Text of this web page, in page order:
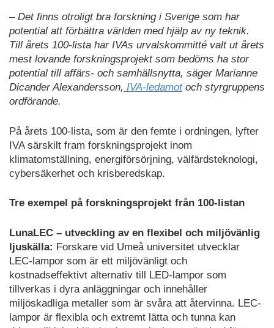
– Det finns otroligt bra forskning i Sverige som har
potential att förbättra världen med hjälp av ny teknik.
Till årets 100-lista har IVAs urvalskommitté valt ut årets
mest lovande forskningsprojekt som bedöms ha stor
potential till affärs- och samhällsnytta, säger Marianne
Dicander Alexandersson, IVA-ledamotoch styrgruppens
ordförande.
På årets 100-lista, som är den femte i ordningen, lyfter
IVA särskilt fram forskningsprojekt inom
klimatomställning, energiförsörjning, välfärdsteknologi,
cybersäkerhet och krisberedskap.
Tre exempel på forskningsprojekt från 100-listan
LunaLEC – utveckling av en flexibel och miljövänlig
ljuskälla: Forskare vid Umeå universitet utvecklar
LEC-lampor som är ett miljövänligt och
kostnadseffektivt alternativ till LED-lampor som
tillverkas i dyra anläggningar och innehåller
miljöskadliga metaller som är svåra att återvinna. LEC-
lampor är flexibla och extremt lätta och tunna kan